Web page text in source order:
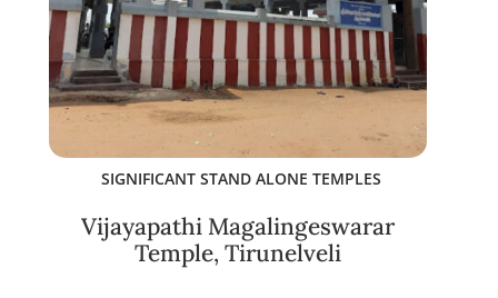
SIGNIFICANT STAND ALONE TEMPLES
Vijayapathi Magalingeswarar
Temple, Tirunelveli